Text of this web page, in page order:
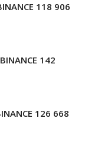
118 906
142
126 668